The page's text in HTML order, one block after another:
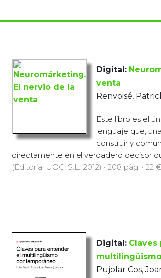
Digital:
venta
Renvoisé,
Este libro es el
lenguaje que,
construir y
directamente en el verdadero decisor
(Editorial UOC, S.L., 2012) · 208 pàg. · 22 €
Digital: Claves
multilingüismo
Pujolar Cos,